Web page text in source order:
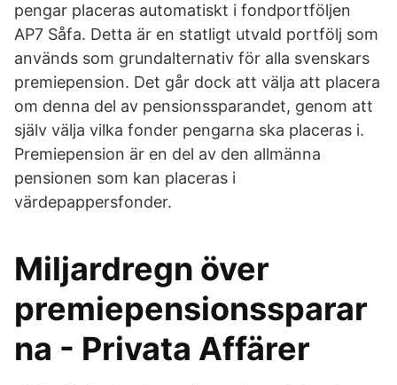
pengar placeras automatiskt i fondportföljen
AP7 Såfa. Detta är en statligt utvald portfölj som
används som grundalternativ för alla svenskars
premiepension. Det går dock att välja att placera
om denna del av pensionssparandet, genom att
själv välja vilka fonder pengarna ska placeras i.
Premiepension är en del av den allmänna
pensionen som kan placeras i
värdepappersfonder.
Miljardregn över
premiepensionssparar
na - Privata Affärer